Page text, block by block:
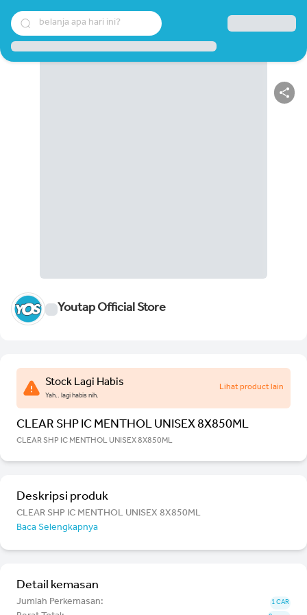
belanja apa hari ini?
Youtap Official Store
Stock Lagi Habis
Yah.. lagi habis nih.
Lihat product lain
CLEAR SHP IC MENTHOL UNISEX 8X850ML
CLEAR SHP IC MENTHOL UNISEX 8X850ML
Deskripsi produk
CLEAR SHP IC MENTHOL UNISEX 8X850ML
Baca Selengkapnya
Detail kemasan
Jumlah Perkemasan: 1 CAR